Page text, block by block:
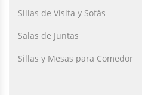
Sillas de Visita y Sofás
Salas de Juntas
Sillas y Mesas para Comedor